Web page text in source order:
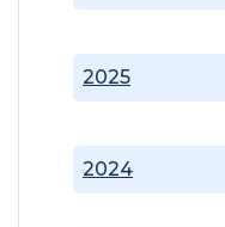
2024
2025